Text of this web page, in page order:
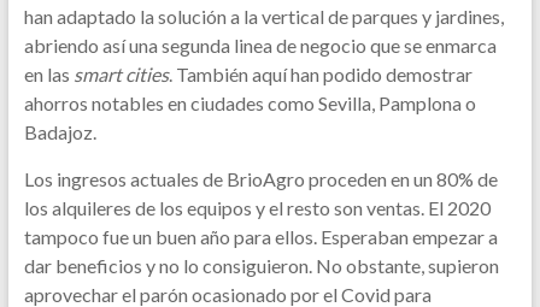
han adaptado la solución a la vertical de parques y jardines,
abriendo así una segunda linea de negocio que se enmarca
en las smart cities. También aquí han podido demostrar
ahorros notables en ciudades como Sevilla, Pamplona o
Badajoz.
Los ingresos actuales de BrioAgro proceden en un 80% de
los alquileres de los equipos y el resto son ventas. El 2020
tampoco fue un buen año para ellos. Esperaban empezar a
dar beneficios y no lo consiguieron. No obstante, supieron
aprovechar el parón ocasionado por el Covid para